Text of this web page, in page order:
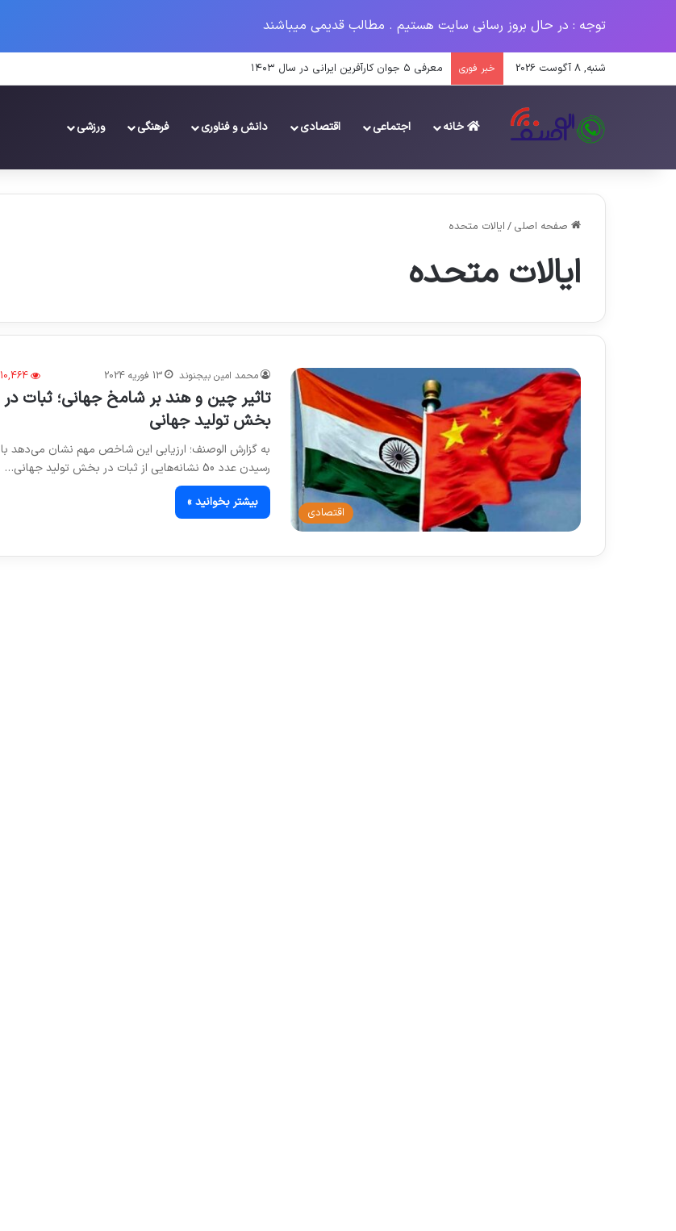
توجه : در حال بروز رسانی سایت هستیم . مطالب قدیمی میباشند
شنبه, 8 آگوست 2026 خبر فوری مروری بر اتفاقات مهم فرهنگی سال ۱۴۰۳
خانه اجتماعی اقتصادی دانش و فناوری فرهنگی ورزشی
صفحه اصلی / ایالات متحده
ایالات متحده
اقتصادی
محمد امین بیجنوند 13 فوریه 2024 10,464
تاثیر چین و هند بر شامخ جهانی؛ ثبات در
بخش تولید جهانی
به گزارش الوصنف؛ ارزیابی این شاخص مهم نشان می‌دهد با
رسیدن عدد 50 نشانه‌هایی از ثبات در بخش تولید جهانی…
بیشتر بخوانید »